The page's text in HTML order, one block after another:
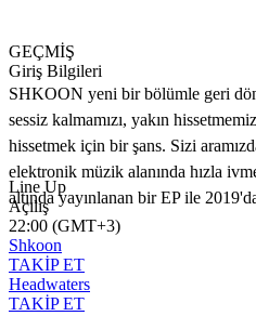
GEÇMİŞ
Giriş Bilgileri
SHKOON yeni bir bölümle geri
sessiz kalmamızı, yakın
hissetmek için bir şans. Sizi
elektronik müzik alanında hızla
altında yayınlanan bir EP ile
Line Up
Açılış
22:00 (GMT+3)
Shkoon
TAKİP ET
Headwaters
TAKİP ET